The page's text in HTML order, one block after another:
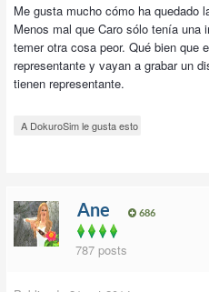
Me gusta mucho cómo ha quedado
Menos mal que Caro sólo tenía una
temer otra cosa peor. Qué bien que
representante y vayan a grabar un
tienen representante.
A DokuroSim le gusta esto
Ane 686
787 posts